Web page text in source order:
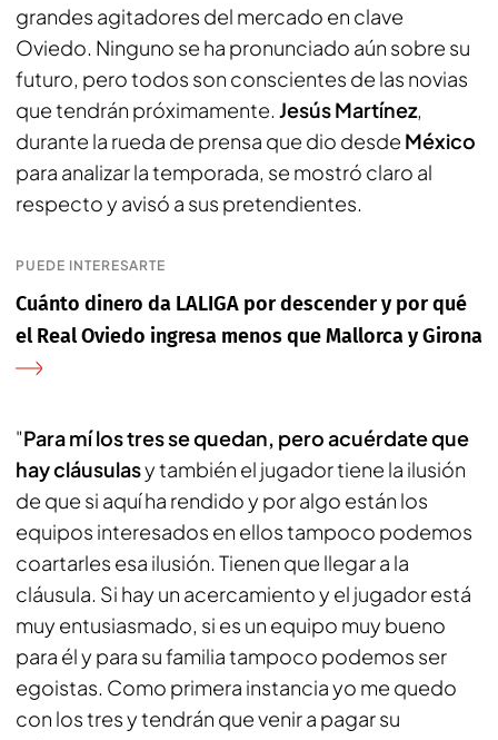
grandes agitadores del mercado en clave
Oviedo. Ninguno se ha pronunciado aún sobre su
futuro, pero todos son conscientes de las novias
que tendrán próximamente. Jesús Martínez,
durante la rueda de prensa que dio desde México
para analizar la temporada, se mostró claro al
respecto y avisó a sus pretendientes.
PUEDE INTERESARTE
Cuánto dinero da LALIGA por descender y por qué
el Real Oviedo ingresa menos que Mallorca y Girona
"Para mí los tres se quedan, pero acuérdate que
hay cláusulasy también el jugador tiene la ilusión
de que si aquí ha rendido y por algo están los
equipos interesados en ellos tampoco podemos
coartarles esa ilusión. Tienen que llegar a la
cláusula. Si hay un acercamiento y el jugador está
muy entusiasmado, si es un equipo muy bueno
para él y para su familia tampoco podemos ser
egoistas. Como primera instancia yo me quedo
con los tres y tendrán que venir a pagar su